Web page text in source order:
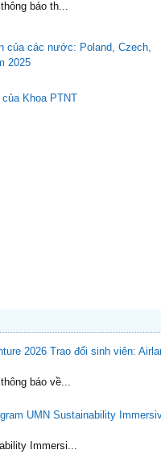
báo th...
của các nước: Poland, Czech,
2025
Khoa PTNT
Trao đổi sinh viên:
báo về...
UMN Sustainability
Immersi...